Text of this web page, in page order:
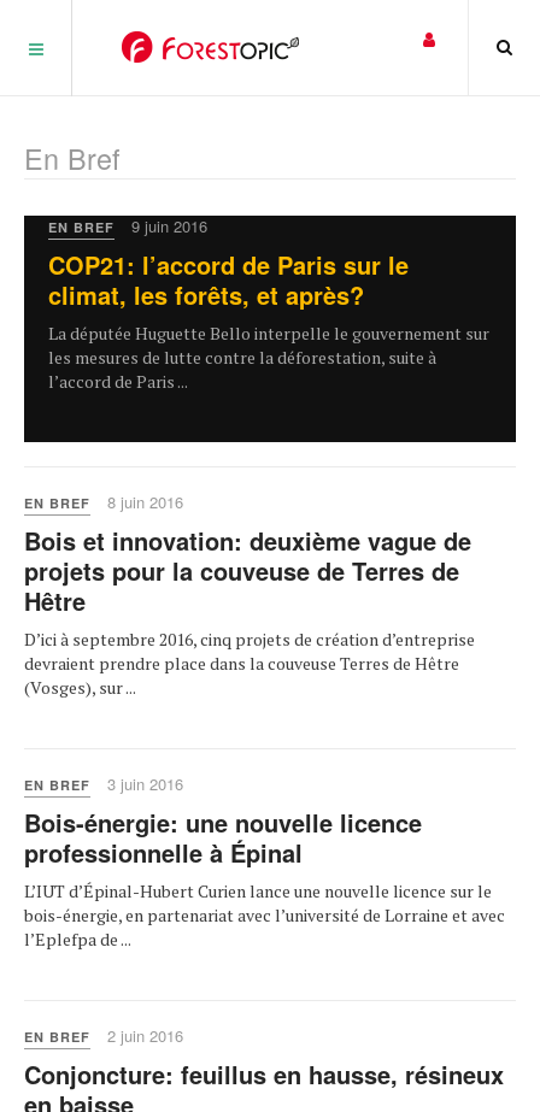
En Bref
EN BREF 9 juin 2016
COP21: l’accord de Paris sur le
climat, les forêts, et après?
La députée Huguette Bello interpelle le gouvernement sur
les mesures de lutte contre la déforestation, suite à
l’accord de Paris ...
EN BREF 8 juin 2016
Bois et innovation: deuxième vague de
projets pour la couveuse de Terres de
Hêtre
D’ici à septembre 2016, cinq projets de création d’entreprise
devraient prendre place dans la couveuse Terres de Hêtre
(Vosges), sur ...
EN BREF 3 juin 2016
Bois-énergie: une nouvelle licence
professionnelle à Épinal
L’IUT d’Épinal-Hubert Curien lance une nouvelle licence sur le
bois-énergie, en partenariat avec l’université de Lorraine et avec
l’Eplefpa de ...
EN BREF 2 juin 2016
Conjoncture: feuillus en hausse, résineux
en baisse